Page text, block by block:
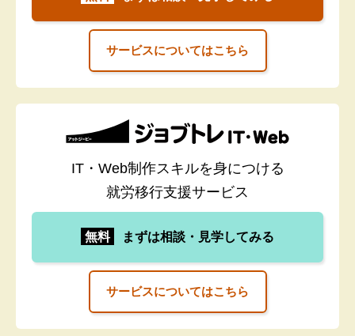
サービスについてはこちら
IT・Web制作スキルを身につける
就労移行支援サービス
無料 まずは相談・見学してみる
サービスについてはこちら